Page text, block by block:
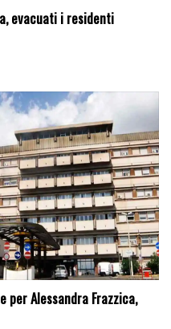
evacuati i residenti
per Alessandra Frazzica,